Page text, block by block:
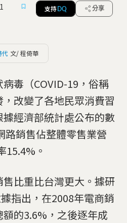
支持 DQ 分享
代 文/ 程倚華
毒（COVID-19，俗稱
改變了各地民眾消費習
經濟部統計處公布的數
路銷售佔整體零售業營
15.4%。
比重比台灣更大。據研
指出，在2008年電商銷
的3.6%，之後逐年成